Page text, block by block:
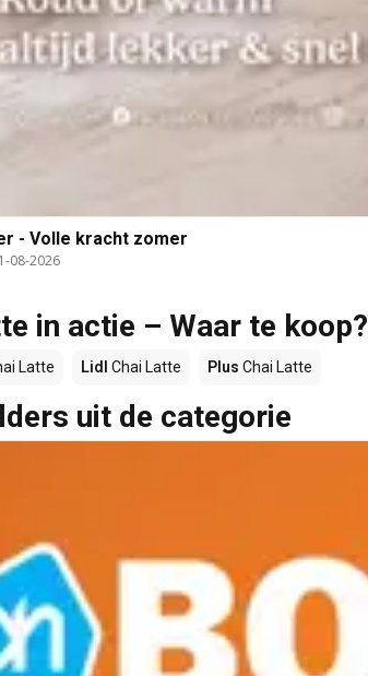
- Volle kracht zomer
08-2026
in actie – Waar te koop?
Latte Lidl Chai Latte Plus Chai Latte
uit de categorie